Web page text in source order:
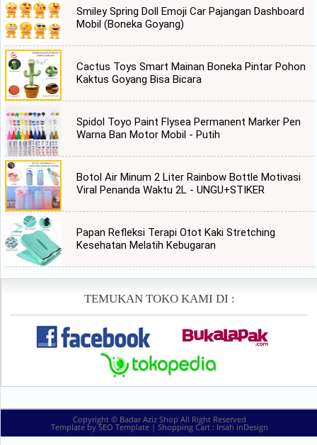
Smiley Spring Doll Emoji Car Pajangan Dashboard
Mobil (Boneka Goyang)
Cactus Toys Smart Mainan Boneka Pintar Pohon
Kaktus Goyang Bisa Bicara
Spidol Toyo Paint Flysea Permanent Marker Pen
Warna Ban Motor Mobil - Putih
Botol Air Minum 2 Liter Rainbow Bottle Motivasi
Viral Penanda Waktu 2L - UNGU+STIKER
Papan Refleksi Terapi Otot Kaki Stretching
Kesehatan Melatih Kebugaran
TEMUKAN TOKO KAMI DI :
Copyright © Badar Aziz Shop All Right Reserved
Template bySEO Template| Shopping Cart : Irsah inDesign